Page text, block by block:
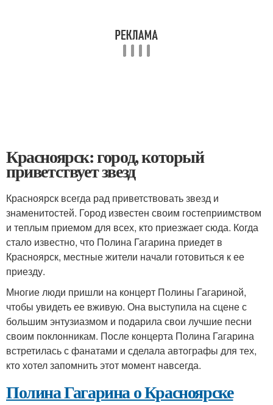
Красноярск: город, который
приветствует звезд
Красноярск всегда рад приветствовать звезд и
знаменитостей. Город известен своим гостеприимством
и теплым приемом для всех, кто приезжает сюда. Когда
стало известно, что Полина Гагарина приедет в
Красноярск, местные жители начали готовиться к ее
приезду.
Многие люди пришли на концерт Полины Гагариной,
чтобы увидеть ее вживую. Она выступила на сцене с
большим энтузиазмом и подарила свои лучшие песни
своим поклонникам. После концерта Полина Гагарина
встретилась с фанатами и сделала автографы для тех,
кто хотел запомнить этот момент навсегда.
Полина Гагарина о Красноярске